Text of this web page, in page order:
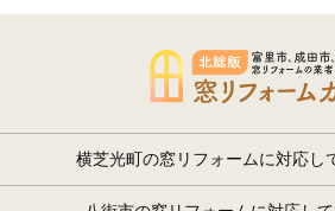
横芝光町の窓リフォームに対応し